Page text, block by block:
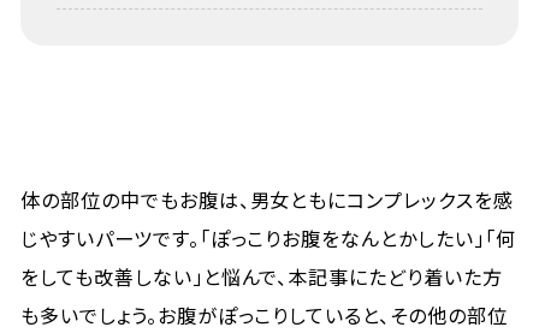
体の部位の中でもお腹は、男女ともにコンプレックスを感
じやすいパーツです。「ぽっこりお腹をなんとかしたい」「何
をしても改善しない」と悩んで、本記事にたどり着いた方
も多いでしょう。お腹がぽっこりしていると、その他の部位